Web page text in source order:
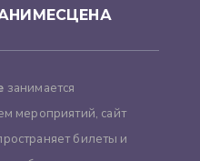
занимается
мероприятий, сайт
билеты и